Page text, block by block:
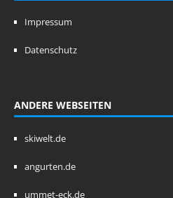
Impressum
Datenschutz
ANDERE WEBSEITEN
skiwelt.de
angurten.de
ummet-eck.de